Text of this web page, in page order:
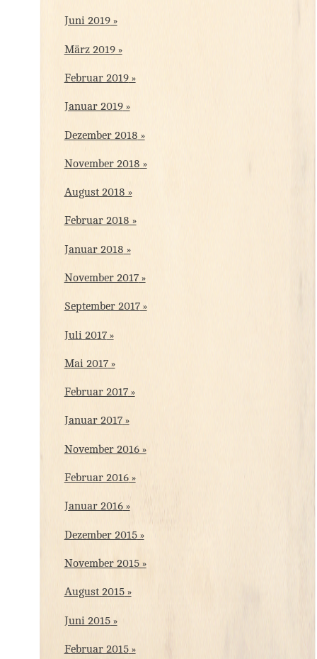
Juni 2019
März 2019
Februar 2019
Januar 2019
Dezember 2018
November 2018
August 2018
Februar 2018
Januar 2018
November 2017
September 2017
Juli 2017
Mai 2017
Februar 2017
Januar 2017
November 2016
Februar 2016
Januar 2016
Dezember 2015
November 2015
August 2015
Juni 2015
Februar 2015